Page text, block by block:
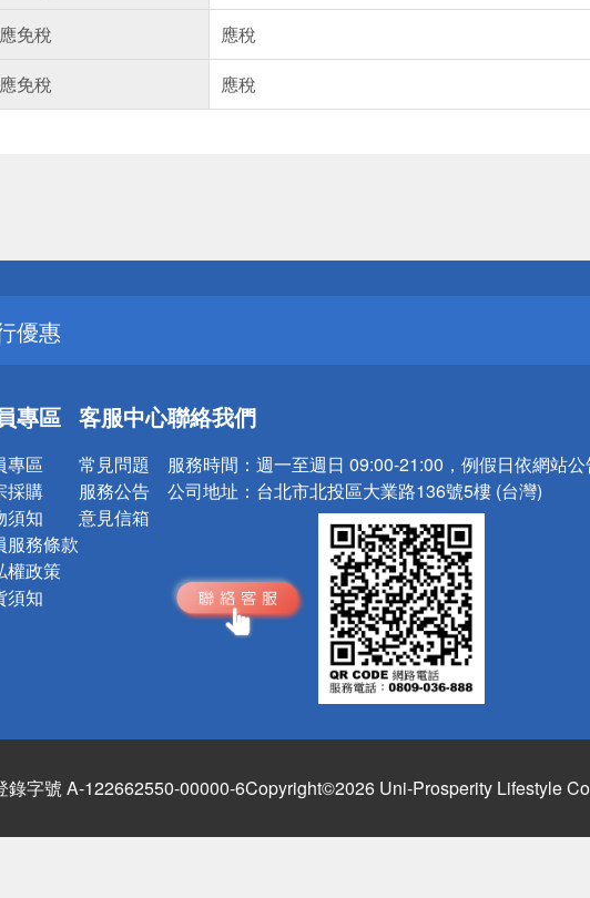
應免稅
應稅
應免稅
應稅
公告
話題
優惠
地區配送
專區
專區
採購
須知
服務條款
權政策
須知
客服中心
常見問題
服務公告
意見信箱
聯絡我們
服務時間： 週一至週日 09:00-21:00，例假日依網站
公司地址： 台北市北投區大業路136號5樓 (台灣)
錄字號 A-122662550-00000-6Copyright©2026 Uni-Prosperity Lifestyle